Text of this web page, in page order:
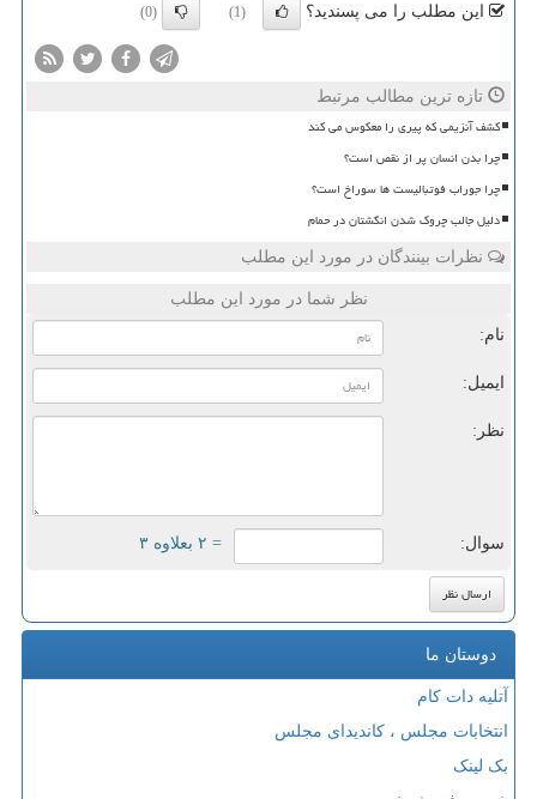
این مطلب را می پسندید؟ (1)
(0)
تازه ترین مطالب مرتبط
کشف آنزیمی که پیری را معکوس می کند
چرا بدن انسان پر از نقص است؟
چرا جوراب فوتبالیست ها سوراخ است؟
دلیل جالب چروک شدن انگشتان در حمام
نظرات بینندگان در مورد این مطلب
نظر شما در مورد این مطلب
نام:
ایمیل:
نظر:
سوال: = ۲ بعلاوه ۳
دوستان ما
آتلیه دات کام
انتخابات مجلس ، کاندیدای مجلس
بک لینک